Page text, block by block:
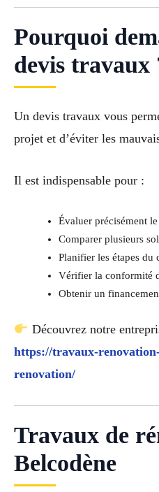
Pourquoi
devis travaux
Un devis travaux vous
projet et d’éviter les
Il est indispensable pour :
Évaluer précisément
Comparer plusieurs
Planifier les étapes du
Vérifier la conformité
Obtenir un
Découvrez notre
https://travaux-
renovation/
Travaux de
Belcodène